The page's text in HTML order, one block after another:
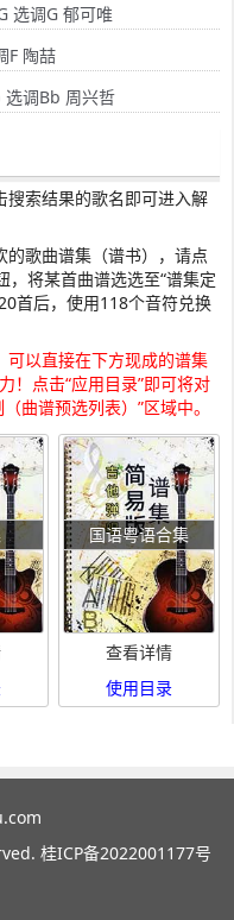
选调G 郁可唯
F 陶喆
选调Bb 周兴哲
搜索结果的歌名即可进入解
歌曲谱集（谱书），请点
，将某首曲谱选选至“谱集定
首后，使用118个音符兑换
以直接在下方现成的谱集
！点击“应用目录”即可将对
曲谱预选列表）”区域中。
国语粤语合集
查看详情
使用目录
桂ICP备2022001177号